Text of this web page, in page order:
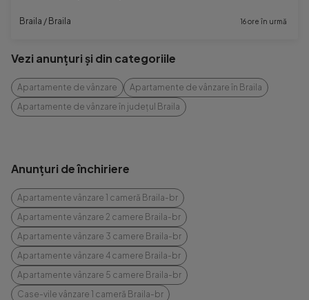
Braila / Braila 16 ore în urmă
Vezi anunțuri și din categoriile
Apartamente de vânzare
Apartamente de vânzare în Braila
Apartamente de vânzare în județul Braila
Anunțuri de închiriere
Apartamente vânzare 1 cameră Braila-br
Apartamente vânzare 2 camere Braila-br
Apartamente vânzare 3 camere Braila-br
Apartamente vânzare 4 camere Braila-br
Apartamente vânzare 5 camere Braila-br
Case-vile vânzare 1 cameră Braila-br